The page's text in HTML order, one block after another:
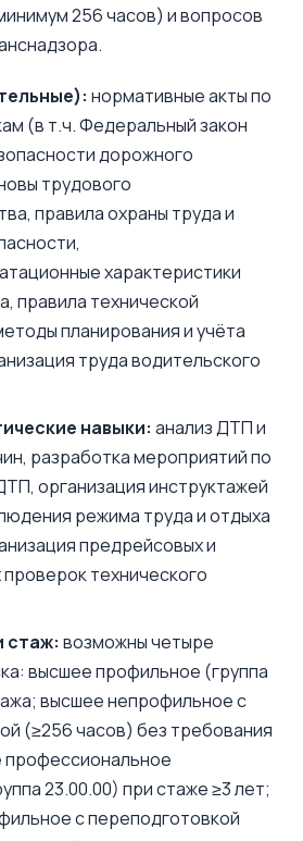
256 часов) и вопросов
нормативные акты по
(в т.ч. Федеральный закон
дорожного
трудового
правила охраны труда и
характеристики
правила технической
планирования и учёта
труда водительского
навыки: анализ ДТП и
разработка мероприятий по
организация инструктажей
режима труда и отдыха
предрейсовых и
технического
стаж: возможны четыре
высшее профильное (группа
высшее непрофильное с
(≥256 часов) без требования
23.00.00) при стаже ≥3 лет;
с переподготовкой